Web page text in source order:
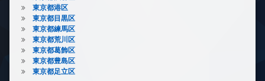
東京都港区
東京都目黒区
東京都練馬区
東京都荒川区
東京都葛飾区
東京都豊島区
東京都足立区